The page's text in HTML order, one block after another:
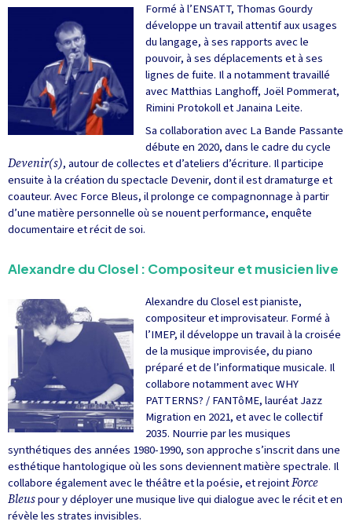
Formé à l’ENSATT, Thomas Gourdy
développe un travail attentif aux usages
du langage, à ses rapports avec le
pouvoir, à ses déplacements et à ses
lignes de fuite. Il a notamment travaillé
avec Matthias Langhoff, Joël Pommerat,
Rimini Protokoll et Janaina Leite.
Sa collaboration avec La Bande Passante
débute en 2020, dans le cadre du cycle
Devenir(s), autour de collectes et d’ateliers d’écriture. Il participe
ensuite à la création du spectacle Devenir, dont il est dramaturge et
coauteur. Avec Force Bleus, il prolonge ce compagnonnage à partir
d’une matière personnelle où se nouent performance, enquête
documentaire et récit de soi.
Alexandre du Closel : Compositeur et musicien live
Alexandre du Closel est pianiste,
compositeur et improvisateur. Formé à
l’IMEP, il développe un travail à la croisée
de la musique improvisée, du piano
préparé et de l’informatique musicale. Il
collabore notamment avec WHY
PATTERNS? / FANTôME, lauréat Jazz
Migration en 2021, et avec le collectif
2035. Nourrie par les musiques
synthétiques des années 1980-1990, son approche s’inscrit dans une
esthétique hantologique où les sons deviennent matière spectrale. Il
collabore également avec le théâtre et la poésie, et rejointForce
Bleuspour y déployer une musique live qui dialogue avec le récit et en
révèle les strates invisibles.